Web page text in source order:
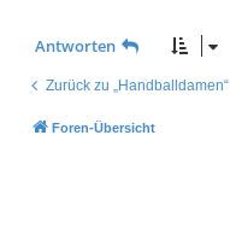
Antworten
Zurück zu „Handballdamen“
Foren-Übersicht